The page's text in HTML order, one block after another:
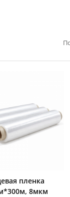
пленка
8мкм